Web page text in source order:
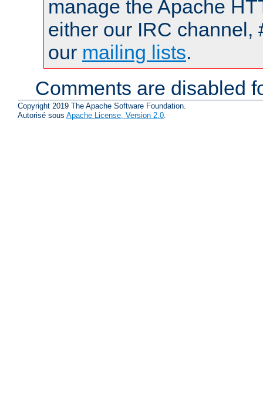
manage the Apache
either our IRC channel,
our mailing lists.
Comments are disabled
Copyright 2019 The Apache Software Foundation.
Autorisé sous Apache License, Version 2.0.